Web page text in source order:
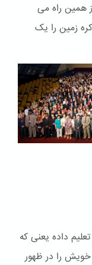
همین راه می
زمین را یک
داده یعنی که
را در ظهور